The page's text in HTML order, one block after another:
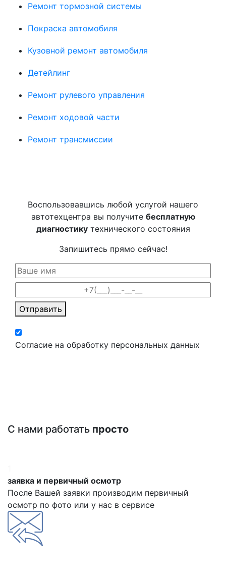
Ремонт тормозной системы
Покраска автомобиля
Кузовной ремонт автомобиля
Детейлинг
Ремонт рулевого управления
Ремонт ходовой части
Ремонт трансмиссии
Воспользовавшись любой услугой нашего
автотехцентра вы получите бесплатную
диагностикутехнического состояния
Запишитесь прямо сейчас!
Отправить
Согласие на обработку персональных данных
С нами работать просто
заявка и первичный осмотр
После Вашей заявки производим первичный
осмотр по фото или у нас в сервисе